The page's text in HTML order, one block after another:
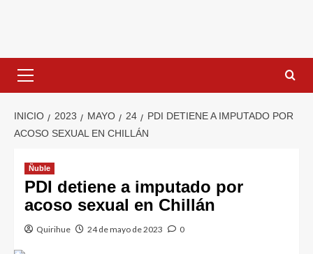
INICIO 2023 MAYO 24
PDI DETIENE A IMPUTADO POR
ACOSO SEXUAL EN CHILLÁN
Ñuble
PDI detiene a imputado por
acoso sexual en Chillán
Quirihue 24 de mayo de 2023 0